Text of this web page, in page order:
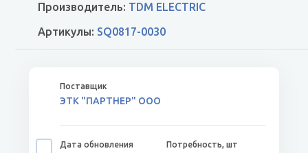
Производитель: TDM ELECTRIC
Артикулы: SQ0817-0030
ЭТК "ПАРТНЕР" ООО